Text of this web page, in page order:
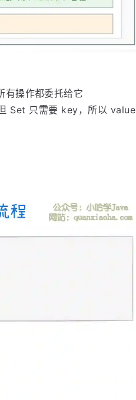
有操作都委托给它
Set 只需要 key，所以 value